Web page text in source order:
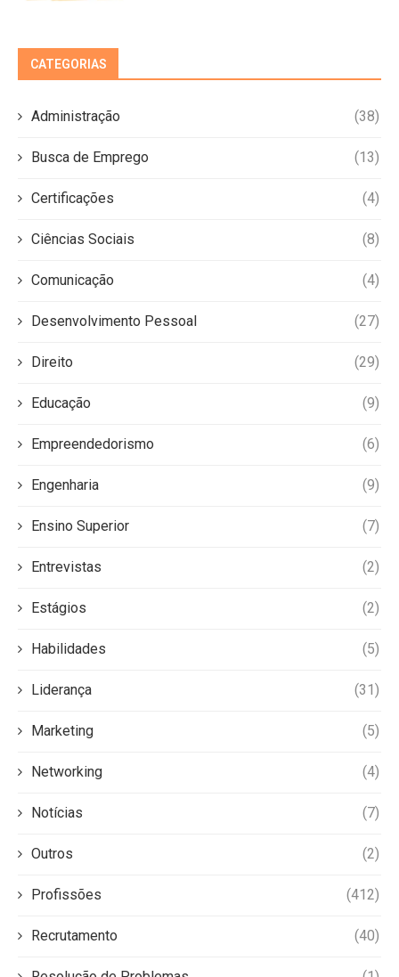
CATEGORIAS
Administração (38)
Busca de Emprego (13)
Certificações (4)
Ciências Sociais (8)
Comunicação (4)
Desenvolvimento Pessoal (27)
Direito (29)
Educação (9)
Empreendedorismo (6)
Engenharia (9)
Ensino Superior (7)
Entrevistas (2)
Estágios (2)
Habilidades (5)
Liderança (31)
Marketing (5)
Networking (4)
Notícias (7)
Outros (2)
Profissões (412)
Recrutamento (40)